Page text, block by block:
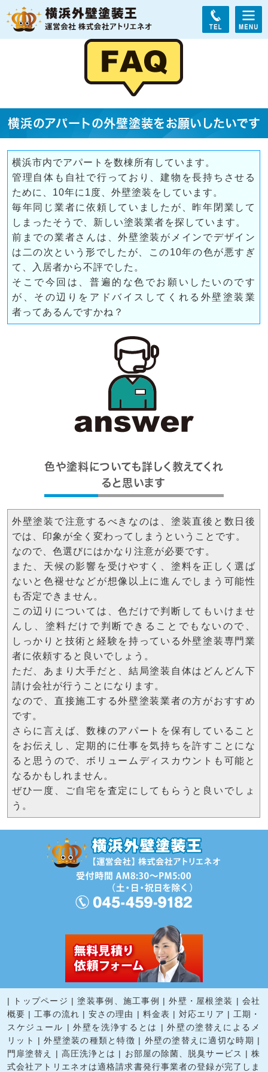
横浜のアパートの外壁塗装をお願いしたいです
横浜市内でアパートを数棟所有しています。
管理自体も自社で行っており、建物を長持ちさせる
ために、10年に1度、外壁塗装をしています。
毎年同じ業者に依頼していましたが、昨年閉業して
しまったそうで、新しい塗装業者を探しています。
前までの業者さんは、外壁塗装がメインでデザイン
は二の次という形でしたが、この10年の色が悪すぎ
て、入居者から不評でした。
そこで今回は、普遍的な色でお願いしたいのです
が、その辺りをアドバイスしてくれる外壁塗装業
者ってあるんですかね？
色や塗料についても詳しく教えてくれ
ると思います
外壁塗装で注意するべきなのは、塗装直後と数日後
では、印象が全く変わってしまうということです。
なので、色選びにはかなり注意が必要です。
また、天候の影響を受けやすく、塗料を正しく選ば
ないと色褪せなどが想像以上に進んでしまう可能性
も否定できません。
この辺りについては、色だけで判断してもいけませ
んし、塗料だけで判断できることでもないので、
しっかりと技術と経験を持っている外壁塗装専門業
者に依頼すると良いでしょう。
ただ、あまり大手だと、結局塗装自体はどんどん下
請け会社が行うことになります。
なので、直接施工する外壁塗装業者の方がおすすめ
です。
さらに言えば、数棟のアパートを保有していること
をお伝えし、定期的に仕事を気持ちを許すことにな
ると思うので、ボリュームディスカウントも可能と
なるかもしれません。
ぜひ一度、ご自宅を査定にしてもらうと良いでしょ
う。
| トップページ |塗装事例、施工事例 |外壁・屋根塗装 | 会社
概要 | 工事の流れ |安さの理由 | 料金表 |対応エリア | 工期・
スケジュール |外壁を洗浄するとは |外壁の塗替えによるメ
リット
|外壁塗装の種類と特徴 | 外壁の塗替えに適切な時期 |
門扉塗替え
| 高圧洗浄とは | お部屋の除菌、脱臭サービス |株
式会社アトリエネオは適格請求書発行事業者の登録が完了しま